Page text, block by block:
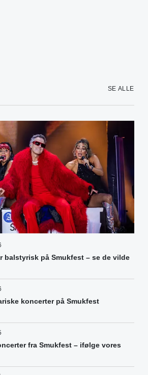
SE ALLE
balstyrisk på Smukfest – se de vilde
koncerter på Smukfest
fra Smukfest – ifølge vores